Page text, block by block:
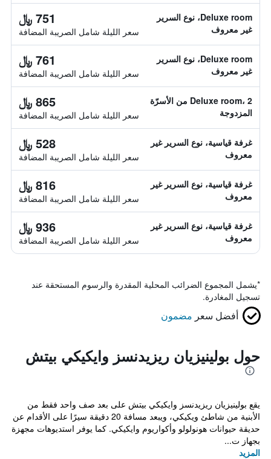
Deluxe room، نوع السرير
غير معروف
751 ﷼
سعر الليلة شامل الصريبة المضافة
Deluxe room، نوع السرير
غير معروف
761 ﷼
سعر الليلة شامل الصريبة المضافة
Deluxe room، 2 من الأسرّة
المزدوجة
865 ﷼
سعر الليلة شامل الصريبة المضافة
غرفة قياسية، نوع السرير غير
معروف
528 ﷼
سعر الليلة شامل الصريبة المضافة
غرفة قياسية، نوع السرير غير
معروف
816 ﷼
سعر الليلة شامل الصريبة المضافة
غرفة قياسية، نوع السرير غير
معروف
936 ﷼
سعر الليلة شامل الصريبة المضافة
*يشمل المجموع الضرائب المحلية المقدرة والرسوم المستحقة عند
تسجيل المغادرة.
أفضل سعر مضمون
حول بولينيزيان ريزيدنسز وايكيكي بيتش
يقع بولينيزيان ريزيدنسز وايكيكي بيتش على بعد صف واحد فقط من
الأبنية من شاطئ ويكيكي، ويبعد مسافة 20 دقيقة سيرًا على الأقدام عن
حديقة حيوانات هونولولو وأكواريوم وايكيكي. كما يوفر استديوهات مجهزة
بجهاز ت...
المزيد